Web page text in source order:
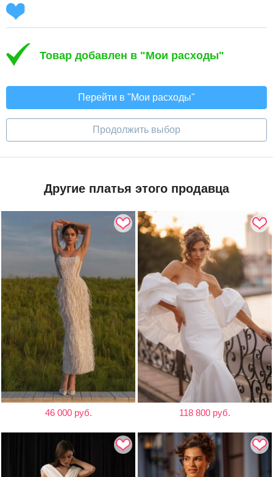
Товар добавлен в "Мои расходы"
Перейти в "Мои расходы"
Продолжить выбор
Другие платья этого продавца
46 000 руб. 118 800 руб.